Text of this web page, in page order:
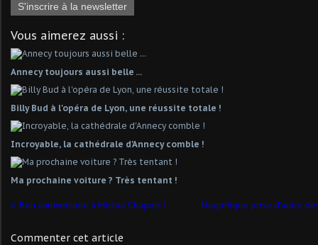
S'inscrire à la newsletter
Vous aimerez aussi :
Annecy toujours aussi belle ...
Billy Bud à l'opéra de Lyon, une réussite totale !
Incroyable, la cathédrale d'Annecy comble !
Ma prochaine voiture ? Très tentant !
Bon anniversaire à Michel Chapuis ! Magnifique prise d'aube
Commenter cet article